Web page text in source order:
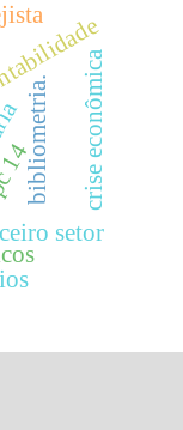
bibliometria. crise econômica
setor